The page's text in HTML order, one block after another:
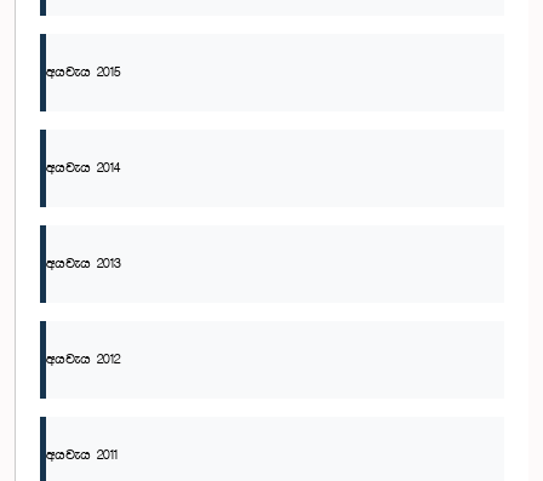
අයවැය 2015
අයවැය 2014
අයවැය 2013
අයවැය 2012
අයවැය 2011